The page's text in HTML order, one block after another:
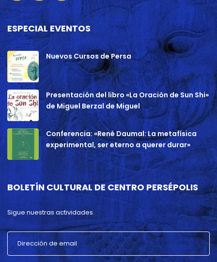
ESPECIAL EVENTOS
Nuevos Cursos de Persa
Presentación del libro «La Oración de Sun Shi»
de Miguel Berzal de Miguel
Conferencia: «René Daumal: La metafísica
experimental, ser eterno a querer durar»
BOLETÍN CULTURAL DE CENTRO PERSÉPOLIS
Sigue nuestras actividades.